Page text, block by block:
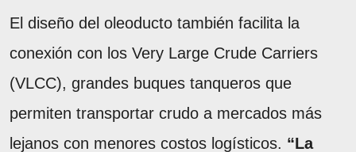
El diseño del oleoducto también facilita la
conexión con los Very Large Crude Carriers
(VLCC), grandes buques tanqueros que
permiten transportar crudo a mercados más
lejanos con menores costos logísticos. “La